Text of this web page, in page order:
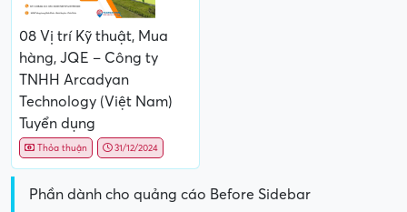
08 Vị trí Kỹ thuật, Mua
hàng, JQE – Công ty
TNHH Arcadyan
Technology (Việt Nam)
Tuyển dụng
Thỏa thuận 31/12/2024
Phần dành cho quảng cáo Before Sidebar